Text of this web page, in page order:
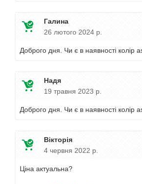
Галина
26 лютого 2024 р.
Доброго дня. Чи є в наявності колір
Надя
19 травня 2023 р.
Доброго дня. Чи є в наявності колір
Вікторія
4 червня 2022 р.
Ціна актуальна?